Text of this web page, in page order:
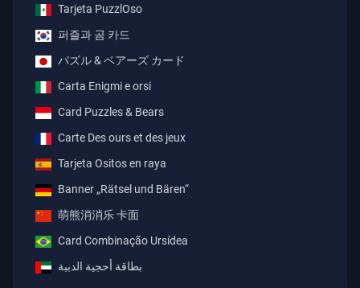
Tarjeta PuzzlOso
퍼즐과 곰 카드
パズル & ベアーズ カード
Carta Enigmi e orsi
Card Puzzles & Bears
Carte Des ours et des jeux
Tarjeta Ositos en raya
Banner „Rätsel und Bären“
萌熊消消乐 卡面
Card Combinação Ursídea
بطاقة أحجية الدببة